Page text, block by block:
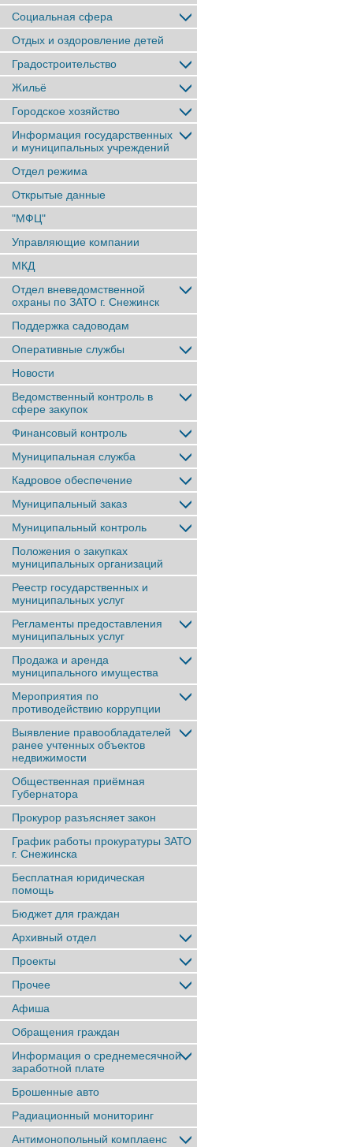
Социальная сфера
Отдых и оздоровление детей
Градостроительство
Жильё
Городское хозяйство
Информация государственных
и муниципальных учреждений
Отдел режима
Открытые данные
"МФЦ"
Управляющие компании
МКД
Отдел вневедомственной
охраны по ЗАТО г. Снежинск
Поддержка садоводам
Оперативные службы
Новости
Ведомственный контроль в
сфере закупок
Финансовый контроль
Муниципальная служба
Кадровое обеспечение
Муниципальный заказ
Муниципальный контроль
Положения о закупках
муниципальных организаций
Реестр государственных и
муниципальных услуг
Регламенты предоставления
муниципальных услуг
Продажа и аренда
муниципального имущества
Мероприятия по
противодействию коррупции
Выявление правообладателей
ранее учтенныx объектов
недвижимости
Общественная приёмная
Губернатора
Прокурор разъясняет закон
График работы прокуратуры ЗАТО
г. Снежинска
Бесплатная юридическая
помощь
Бюджет для граждан
Архивный отдел
Проекты
Прочее
Афиша
Обращения граждан
Информация о среднемесячной
заработной плате
Брошенные авто
Радиационный мониторинг
Антимонопольный комплаенс